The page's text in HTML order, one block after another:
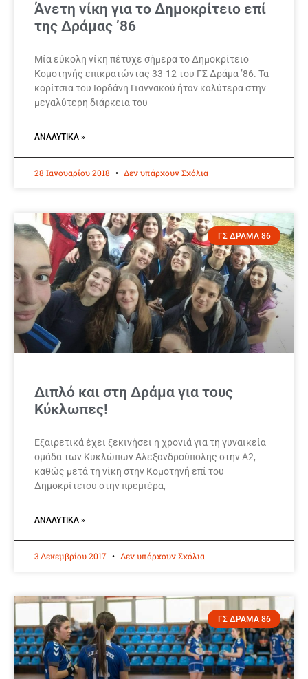
Άνετη νίκη για το Δημοκρίτειο επί
της Δράμας ’86
Μία εύκολη νίκη πέτυχε σήμερα το Δημοκρίτειο
Κομοτηνής επικρατώντας 33-12 του ΓΣ Δράμα ’86. Τα
κορίτσια του Ιορδάνη Γιαννακού ήταν καλύτερα στην
μεγαλύτερη διάρκεια του
ΑΝΑΛΥΤΙΚΆ »
28 Ιανουαρίου 2018 Δεν υπάρχουν Σχόλια
ΓΣ ΔΡΑΜΑ 86
Διπλό και στη Δράμα για τους
Κύκλωπες!
Εξαιρετικά έχει ξεκινήσει η χρονιά για τη γυναικεία
ομάδα των Κυκλώπων Αλεξανδρούπολης στην Α2,
καθώς μετά τη νίκη στην Κομοτηνή επί του
Δημοκρίτειου στην πρεμιέρα,
ΑΝΑΛΥΤΙΚΆ »
3 Δεκεμβρίου 2017 Δεν υπάρχουν Σχόλια
ΓΣ ΔΡΑΜΑ 86